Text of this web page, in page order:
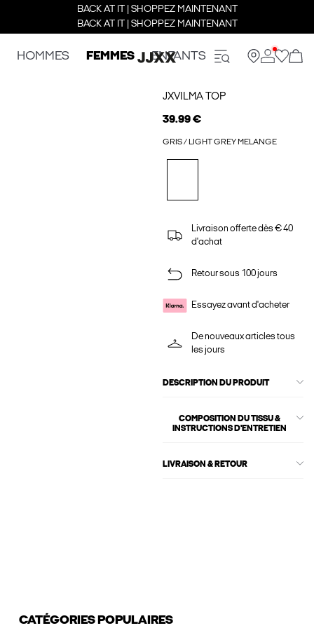
BACK AT IT | SHOPPEZ MAINTENANT
BACK AT IT | SHOPPEZ MAINTENANT
HOMMES FEMMES ENFANTS
JXVILMA TOP
39.99 €
GRIS / LIGHT GREY MELANGE
Livraison offerte dès € 40
d'achat
Retour sous 100 jours
Essayez avant d'acheter
De nouveaux articles tous
les jours
DESCRIPTION DU PRODUIT
COMPOSITION DU TISSU &
INSTRUCTIONS D'ENTRETIEN
LIVRAISON & RETOUR
CATÉGORIES POPULAIRES